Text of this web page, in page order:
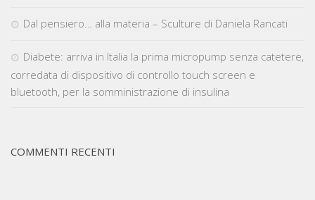
Dal pensiero… alla materia – Sculture di Daniela Rancati
Diabete: arriva in Italia la prima micropump senza catetere,
corredata di dispositivo di controllo touch screen e
bluetooth, per la somministrazione di insulina
COMMENTI RECENTI